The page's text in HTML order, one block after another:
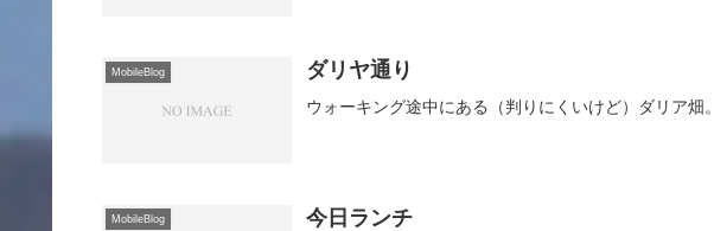
MobileBlog ダリヤ通り
ウォーキング途中にある（判りにくいけど）ダリア畑。
MobileBlog 今日ランチ